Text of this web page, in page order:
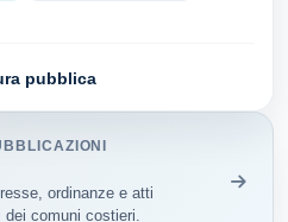
pubblica
ordinanze e atti
comuni costieri.